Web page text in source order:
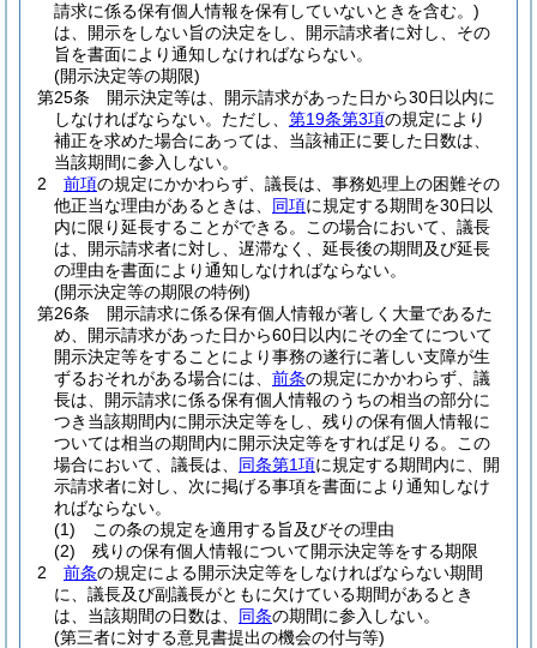
請求に係る保有個人情報を保有していないときを含む。)
は、開示をしない旨の決定をし、開示請求者に対し、その
旨を書面により通知しなければならない。
(開示決定等の期限)
第25条
開示決定等は、開示請求があった日から30日以内に
しなければならない。 ただし、 第19条第3項の規定により
補正を求めた場合にあっては、当該補正に要した日数は、
当該期間に参入しない。
2
前項の規定にかかわらず、議長は、事務処理上の困難その
他正当な理由があるときは、 同項に規定する期間を30日以
内に限り延長することができる。
この場合において、議長
は、開示請求者に対し、遅滞なく、延長後の期間及び延長
の理由を書面により通知しなければならない。
(開示決定等の期限の特例)
第26条
開示請求に係る保有個人情報が著しく大量であるた
め、開示請求があった日から60日以内にその全てについて
開示決定等をすることにより事務の遂行に著しい支障が生
ずるおそれがある場合には、 前条の規定にかかわらず、議
長は、開示請求に係る保有個人情報のうちの相当の部分に
つき当該期間内に開示決定等をし、残りの保有個人情報に
ついては相当の期間内に開示決定等をすれば足りる。
この
場合において、議長は、 同条第1項に規定する期間内に、開
示請求者に対し、次に掲げる事項を書面により通知しなけ
ればならない。
(1)
この条の規定を適用する旨及びその理由
(2)
残りの保有個人情報について開示決定等をする期限
2
前条の規定による開示決定等をしなければならない期間
に、議長及び副議長がともに欠けている期間があるとき
は、当該期間の日数は、 同条の期間に参入しない。
(第三者に対する意見書提出の機会の付与等)